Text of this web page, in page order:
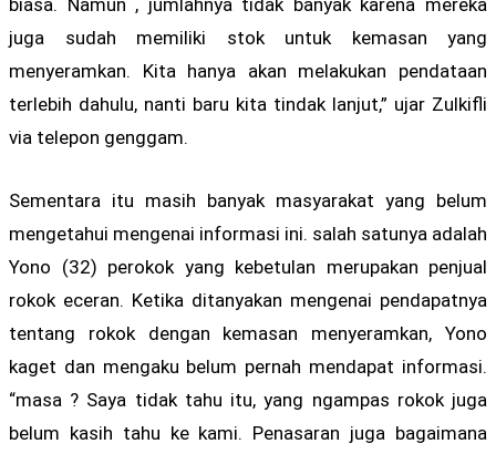
juga sudah memiliki stok untuk kemasan yang
menyeramkan. Kita hanya akan melakukan pendataan
terlebih dahulu, nanti baru kita tindak lanjut,” ujar Zulkifli
via telepon genggam.
Sementara itu masih banyak masyarakat yang belum
mengetahui mengenai informasi ini. salah satunya adalah
Yono (32) perokok yang kebetulan merupakan penjual
rokok eceran. Ketika ditanyakan mengenai pendapatnya
tentang rokok dengan kemasan menyeramkan, Yono
kaget dan mengaku belum pernah mendapat informasi.
“masa ? Saya tidak tahu itu, yang ngampas rokok juga
belum kasih tahu ke kami. Penasaran juga bagaimana